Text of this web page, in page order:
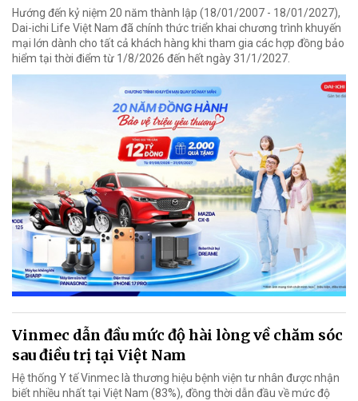
Hướng đến kỷ niệm 20 năm thành lập (18/01/2007 - 18/01/2027),
Dai-ichi Life Việt Nam đã chính thức triển khai chương trình khuyến
mại lớn dành cho tất cả khách hàng khi tham gia các hợp đồng bảo
hiểm tại thời điểm từ 1/8/2026 đến hết ngày 31/1/2027.
Vinmec dẫn đầu mức độ hài lòng về chăm sóc
sau điều trị tại Việt Nam
Hệ thống Y tế Vinmec là thương hiệu bệnh viện tư nhân được nhận
biết nhiều nhất tại Việt Nam (83%), đồng thời dẫn đầu về mức độ